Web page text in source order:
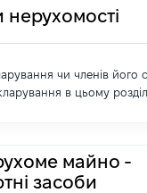
нерухомості
чи членів його
в цьому
майно -
засоби